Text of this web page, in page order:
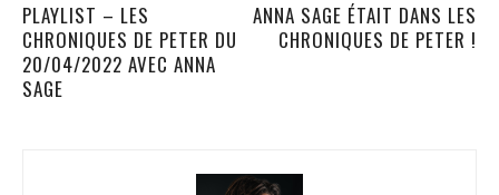
PLAYLIST – LES
CHRONIQUES DE PETER DU
20/04/2022 AVEC ANNA
SAGE
ANNA SAGE ÉTAIT DANS LES
CHRONIQUES DE PETER !